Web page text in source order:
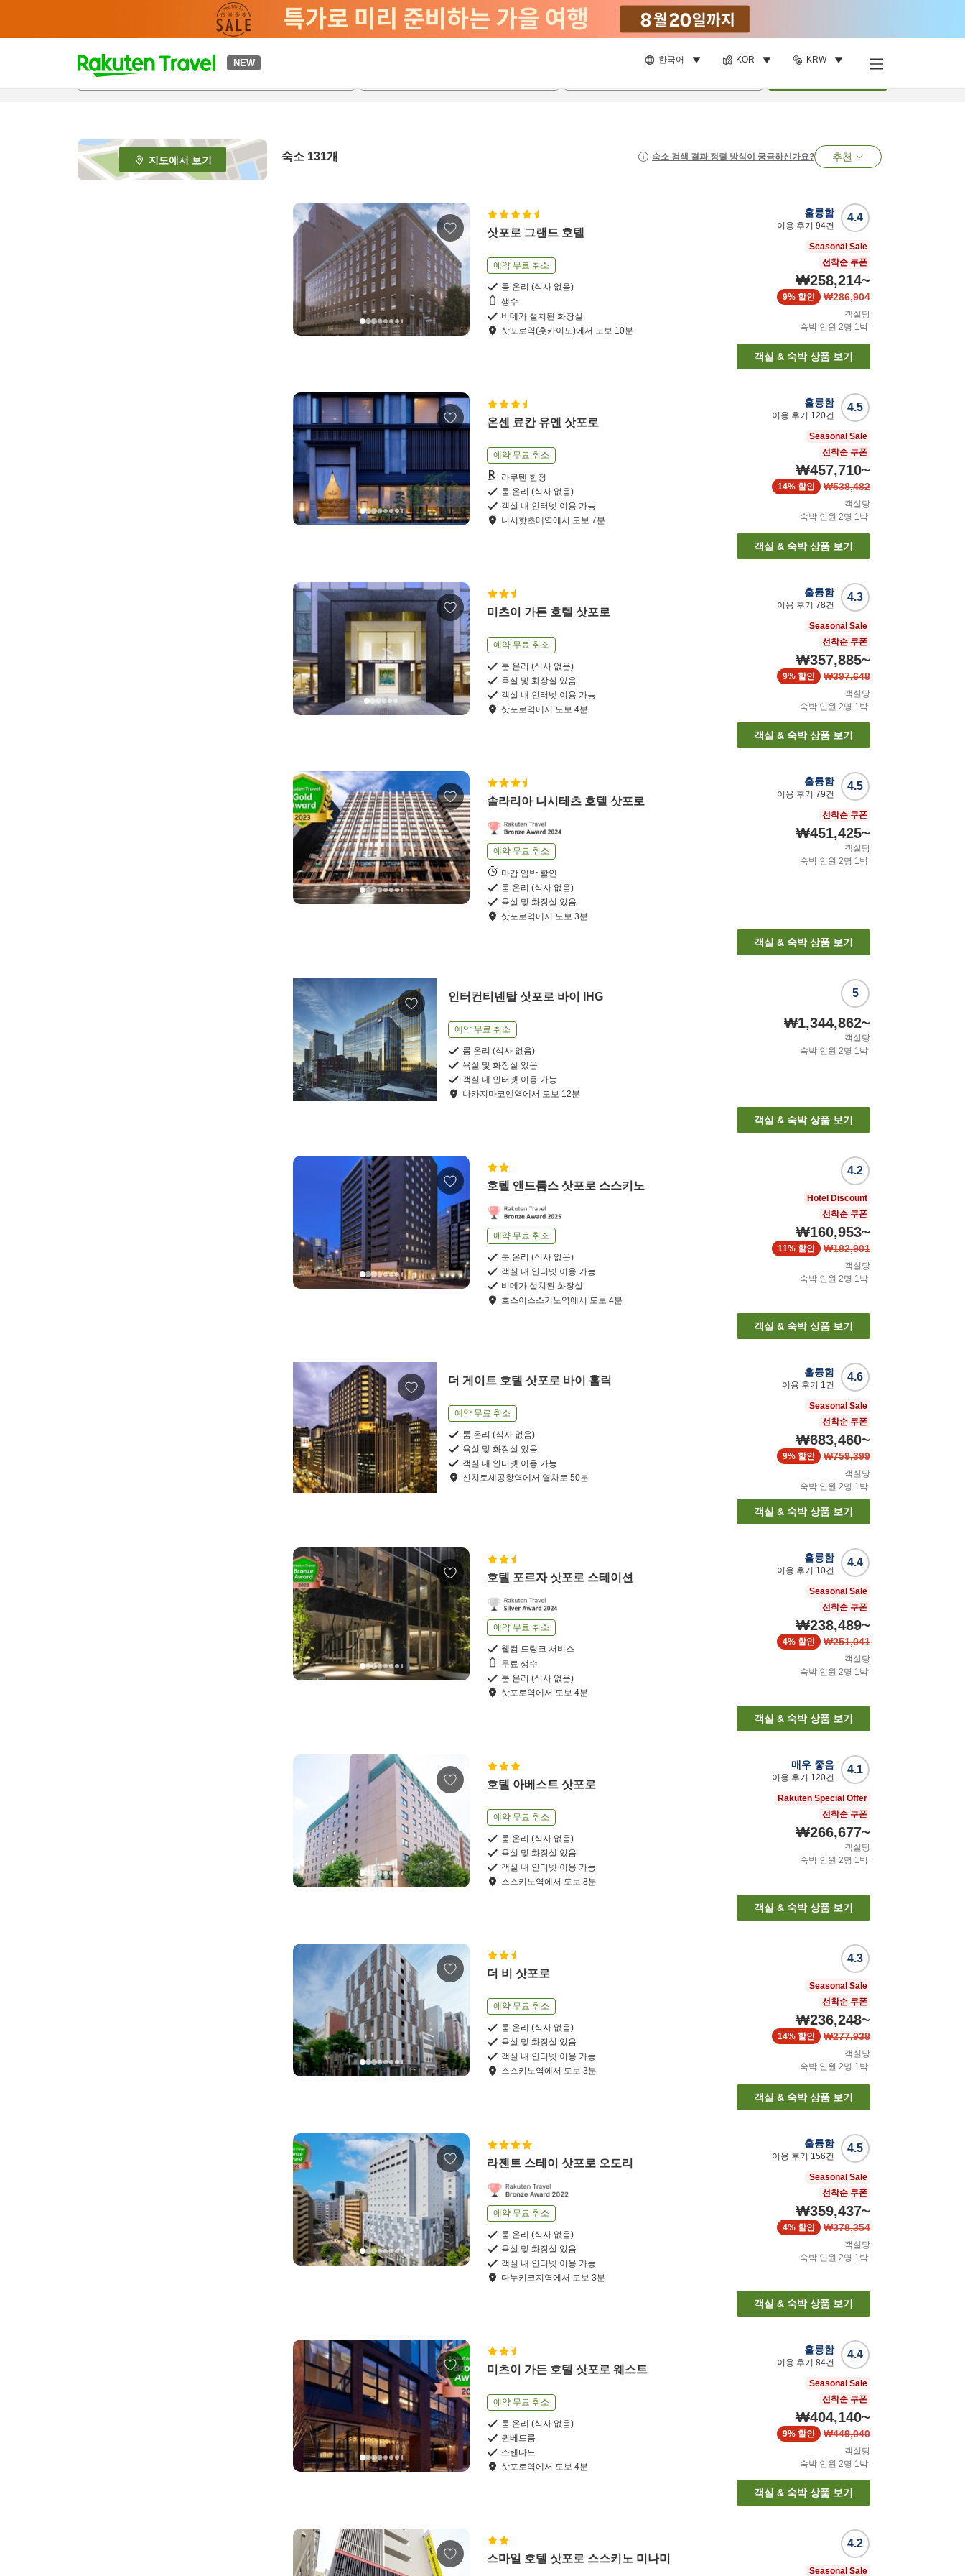
NEW 한국어 KOR KRW
t
p
e
_
s
지도에서 보기 숙소 131개 숙소 검색 결과 정렬 방식이 궁금하신가요? 추천
삿포로 그랜드 호텔
예약 무료 취소
룸 온리 (식사 없음)
생수
비데가 설치된 화장실
삿포로역(홋카이도)에서 도보 10분
4.4
훌륭함
이용 후기 94건
Seasonal Sale
선착순 쿠폰
₩258,214~
₩286,904
9% 할인
객실당
숙박 인원 2명 1박
객실 & 숙박 상품 보기
온센 료칸 유엔 삿포로
예약 무료 취소
라쿠텐 한정
룸 온리 (식사 없음)
객실 내 인터넷 이용 가능
니시핫초메역에서 도보 7분
4.5
훌륭함
이용 후기 120건
Seasonal Sale
선착순 쿠폰
₩457,710~
₩538,482
14% 할인
객실당
숙박 인원 2명 1박
객실 & 숙박 상품 보기
미츠이 가든 호텔 삿포로
예약 무료 취소
룸 온리 (식사 없음)
욕실 및 화장실 있음
객실 내 인터넷 이용 가능
삿포로역에서 도보 4분
4.3
훌륭함
이용 후기 78건
Seasonal Sale
선착순 쿠폰
₩357,885~
₩397,648
9% 할인
객실당
숙박 인원 2명 1박
객실 & 숙박 상품 보기
솔라리아 니시테츠 호텔 삿포로
예약 무료 취소
마감 임박 할인
룸 온리 (식사 없음)
욕실 및 화장실 있음
삿포로역에서 도보 3분
4.5
훌륭함
이용 후기 79건
선착순 쿠폰
₩451,425~
객실당
숙박 인원 2명 1박
객실 & 숙박 상품 보기
인터컨티넨탈 삿포로 바이 IHG
예약 무료 취소
룸 온리 (식사 없음)
욕실 및 화장실 있음
객실 내 인터넷 이용 가능
나카지마코엔역에서 도보 12분
5
₩1,344,862~
객실당
숙박 인원 2명 1박
객실 & 숙박 상품 보기
호텔 앤드룸스 삿포로 스스키노
예약 무료 취소
룸 온리 (식사 없음)
객실 내 인터넷 이용 가능
비데가 설치된 화장실
호스이스스키노역에서 도보 4분
4.2
Hotel Discount
선착순 쿠폰
₩160,953~
₩182,901
11% 할인
객실당
숙박 인원 2명 1박
객실 & 숙박 상품 보기
더 게이트 호텔 삿포로 바이 훌릭
예약 무료 취소
룸 온리 (식사 없음)
욕실 및 화장실 있음
객실 내 인터넷 이용 가능
신치토세공항역에서 열차로 50분
4.6
훌륭함
이용 후기 1건
Seasonal Sale
선착순 쿠폰
₩683,460~
₩759,399
9% 할인
객실당
숙박 인원 2명 1박
객실 & 숙박 상품 보기
호텔 포르자 삿포로 스테이션
예약 무료 취소
웰컴 드링크 서비스
무료 생수
룸 온리 (식사 없음)
삿포로역에서 도보 4분
4.4
훌륭함
이용 후기 10건
Seasonal Sale
선착순 쿠폰
₩238,489~
₩251,041
4% 할인
객실당
숙박 인원 2명 1박
객실 & 숙박 상품 보기
호텔 아베스트 삿포로
예약 무료 취소
룸 온리 (식사 없음)
욕실 및 화장실 있음
객실 내 인터넷 이용 가능
스스키노역에서 도보 8분
4.1
매우 좋음
이용 후기 120건
Rakuten Special Offer
선착순 쿠폰
₩266,677~
객실당
숙박 인원 2명 1박
객실 & 숙박 상품 보기
더 비 삿포로
예약 무료 취소
룸 온리 (식사 없음)
욕실 및 화장실 있음
객실 내 인터넷 이용 가능
스스키노역에서 도보 3분
4.3
Seasonal Sale
선착순 쿠폰
₩236,248~
₩277,938
14% 할인
객실당
숙박 인원 2명 1박
객실 & 숙박 상품 보기
라젠트 스테이 삿포로 오도리
예약 무료 취소
룸 온리 (식사 없음)
욕실 및 화장실 있음
객실 내 인터넷 이용 가능
다누키코지역에서 도보 3분
4.5
훌륭함
이용 후기 156건
Seasonal Sale
선착순 쿠폰
₩359,437~
₩378,354
4% 할인
객실당
숙박 인원 2명 1 박
객실 & 숙박 상품 보기
미츠이 가든 호텔 삿포로 웨스트
예약 무료 취소
룸 온리 (식사 없음)
퀸베드룸
스탠다드
삿포로역에서 도보 4분
4.4
훌륭함
이용 후기 84건
Seasonal Sale
선착순 쿠폰
₩404,140~
₩449,040
9% 할인
객실당
숙박 인원 2명 1 박
객실 & 숙박 상품 보기
스마일 호텔 삿포로 스스키노 미나미
4.2
Seasonal Sale